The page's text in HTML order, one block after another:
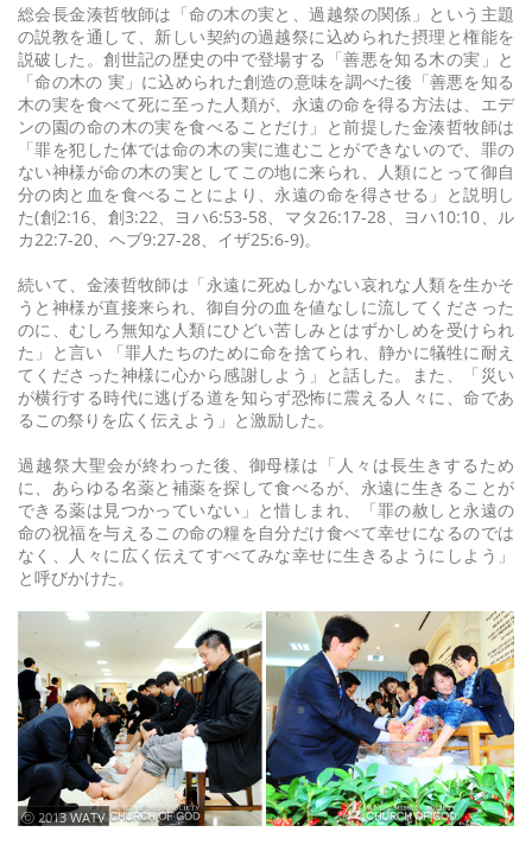
総会長金湊哲牧師は「命の木の実と、過越祭の関係」という主題
の説教を通して、新しい契約の過越祭に込められた摂理と権能を
説破した。創世記の歴史の中で登場する「善悪を知る木の実」と
「命の木の 実」に込められた創造の意味を調べた後「善悪を知る
木の実を食べて死に至った人類が、永遠の命を得る方法は、エデ
ンの園の命の木の実を食べることだけ」と前提した金湊哲牧師は
「罪を犯した体では命の木の実に進むことができないので、罪の
ない神様が命の木の実としてこの地に来られ、人類にとって御自
分の肉と血を食べることにより、永遠の命を得させる」と説明し
た(創2:16、創3:22、ヨハ6:53-58、マタ26:17-28、ヨハ10:10、ル
カ22:7-20、ヘブ9:27-28、イザ25:6-9)。
続いて、金湊哲牧師は「永遠に死ぬしかない哀れな人類を生かそ
うと神様が直接来られ、御自分の血を値なしに流してくださった
のに、むしろ無知な人類にひどい苦しみとはずかしめを受けられ
た」と言い 「罪人たちのために命を捨てられ、静かに犠牲に耐え
てくださった神様に心から感謝しよう」と話した。また、「災い
が横行する時代に逃げる道を知らず恐怖に震える人々に、命であ
るこの祭りを広く伝えよう」と激励した。
過越祭大聖会が終わった後、御母様は「人々は長生きするため
に、あらゆる名薬と補薬を探して食べるが、永遠に生きることが
できる薬は見つかっていない」と惜しまれ、「罪の赦しと永遠の
命の祝福を与えるこの命の糧を自分だけ食べて幸せになるのでは
なく、人々に広く伝えてすべてみな幸せに生きるようにしよう」
と呼びかけた。
ⓒ 2013 WATV